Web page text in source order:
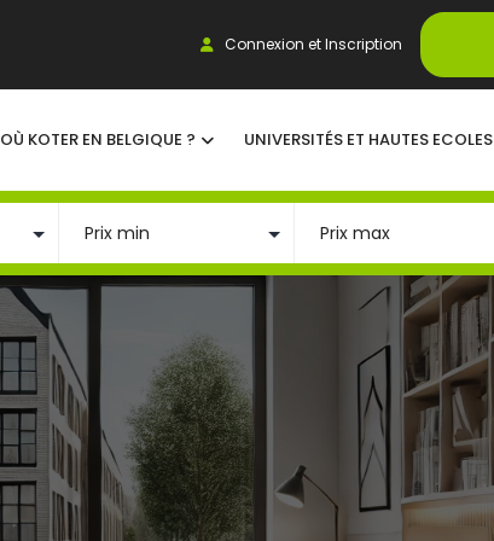
Connexion et Inscription
OÙ KOTER EN BELGIQUE ? UNIVERSITÉS ET HAUTES ECOLES